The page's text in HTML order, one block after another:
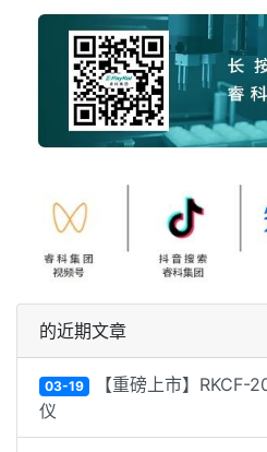
的近期文章
03-19 【重磅上市】RKCF-
仪